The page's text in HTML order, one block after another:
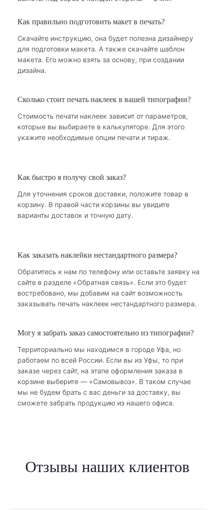
Как правильно подготовить макет в печать?
Скачайте инструкцию, она будет полезна дизайнеру
для подготовки макета. А также скачайте шаблон
макета. Его можно взять за основу, при создании
дизайна.
Сколько стоит печать наклеек в вашей типографии?
Стоимость печати наклеек зависит от параметров,
которые вы выбираете в калькуляторе. Для этого
укажите необходимые опции печати и тираж.
Как быстро я получу свой заказ?
Для уточнения сроков доставки, положите товар в
корзину. В правой части корзины вы увидите
варианты доставок и точную дату.
Как заказать наклейки нестандартного размера?
Обратитесь к нам по телефону или оставьте заявку на
сайте в разделе «Обратная связь». Если это будет
востребовано, мы добавим на сайт возможность
заказывать печать наклеек нестандартного размера.
Могу я забрать заказ самостоятельно из типографии?
Территориально мы находимся в городе Уфа, но
работаем по всей России. Если вы из Уфы, то при
заказе через сайт, на этапе оформления заказа в
корзине выберите — «Самовывоз». В таком случае
мы не будем брать с вас деньги за доставку, вы
сможете забрать продукцию из нашего офиса.
Отзывы наших клиентов